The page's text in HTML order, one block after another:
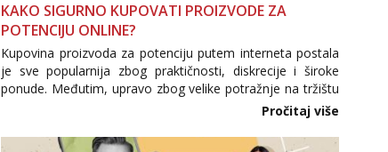
KAKO SIGURNO KUPOVATI PROIZVODE ZA
POTENCIJU ONLINE?
Kupovina proizvoda za potenciju putem interneta postala
je sve popularnija zbog praktičnosti, diskrecije i široke
ponude. Međutim, upravo zbog velike potražnje na tržištu
se pojavljuju i brojni krivotvoreni proizvodi, nepouzdane
internetske trgovine te proizvodi nepoznatog podrijetla. ...
Pročitaj više